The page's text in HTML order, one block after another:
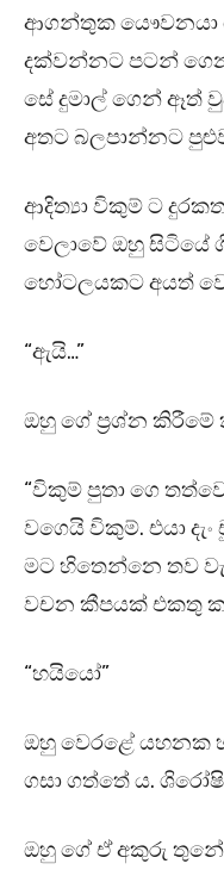
ආගන්තුක යෞවනයා
දක්වන්නට පටන්
සේ දුමාල් ගෙන් ඈත්
අතට බලපාන්නට
ආදිත්‍යා විකුම් ට
වෙලාවේ ඔහු සිටියේ
හෝටලයකට අයත්
“ඇයි…”
ඔහු ගේ ප්‍රශ්න
“විකුම් පුතා ගෙ
වගෙයි විකුම්. එයා
මට හිතෙන්නෙ තව
වචන කීපයක් එකතු
“හයියෝ”
ඔහු වෙරළේ යහනක
ගසා ගත්තේ ය. ශිරෝෂි
ඔහු ගේ ඒ අකුරු